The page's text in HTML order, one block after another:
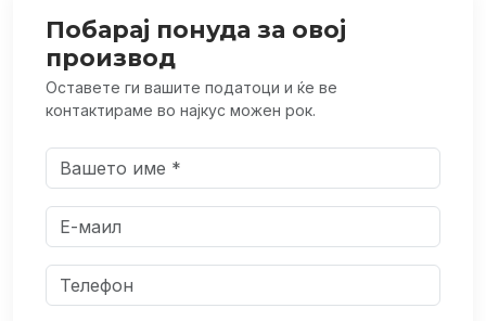
Побарај понуда за овој
производ
Оставете ги вашите податоци и ќе ве
контактираме во најкус можен рок.